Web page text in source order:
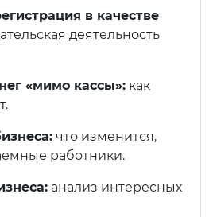
в качестве
деятельность
«мимо кассы»: как
что изменится,
работники.
анализ интересных